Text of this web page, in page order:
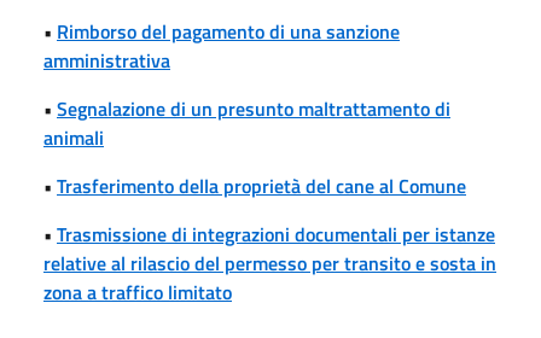
• Rimborso del pagamento di una sanzione
amministrativa
• Segnalazione di un presunto maltrattamento di
animali
• Trasferimento della proprietà del cane al Comune
• Trasmissione di integrazioni documentali per istanze
relative al rilascio del permesso per transito e sosta in
zona a traffico limitato